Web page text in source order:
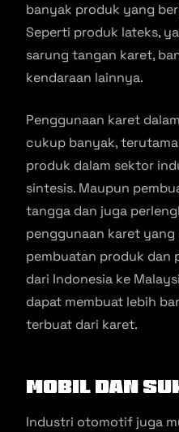
banyak produk yang
Seperti produk lateks,
sarung tangan karet,
kendaraan lainnya.
Penggunaan karet
cukup banyak,
produk dalam sektor
sintesis. Maupun
tangga dan juga
penggunaan karet
pembuatan produk dan
dari Indonesia ke
dapat membuat lebih
terbuat dari karet.
Mobil dan
Industri otomotif juga